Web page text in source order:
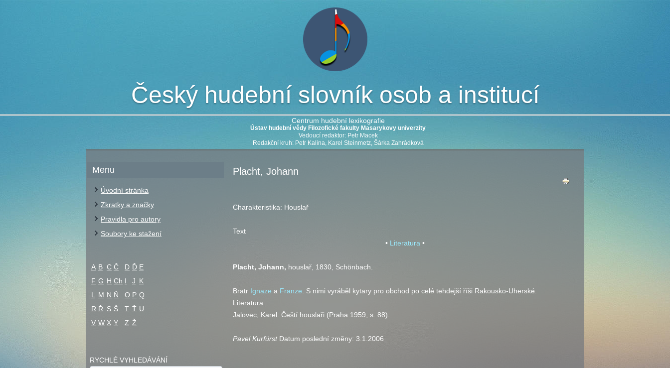
Český hudební slovník osob a institucí
Centrum hudební lexikografie
Ústav hudební vědy Filozofické fakulty Masarykovy univerzity
Vedoucí redaktor: Petr Macek
Redakční kruh: Petr Kalina, Karel Steinmetz, Šárka Zahrádková
Menu
Úvodní stránka
Zkratky a značky
Pravidla pro autory
Soubory ke stažení
A B C Č D Ď E
F G H Ch I J K
L
M N Ň O P Q
R Ř S Š T Ť U
V W X Y Z Ž
RYCHLÉ VYHLEDÁVÁNÍ
Placht, Johann
Charakteristika: Houslař
Text
• Literatura •
Placht, Johann, houslař, 1830, Schönbach.
Bratr Ignaze a Franze . S nimi vyráběl kytary pro obchod po celé tehdejší říši Rakousko-Uherské.
Literatura
Jalovec, Karel: Čeští houslaři (Praha 1959, s. 88).
Pavel Kurfürst Datum poslední změny: 3.1.2006